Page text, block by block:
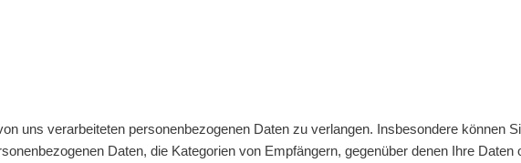
uns verarbeiteten personenbezogenen Daten zu verlangen. Insbesondere können
Daten, die Kategorien von Empfängern, gegenüber denen Ihre Daten